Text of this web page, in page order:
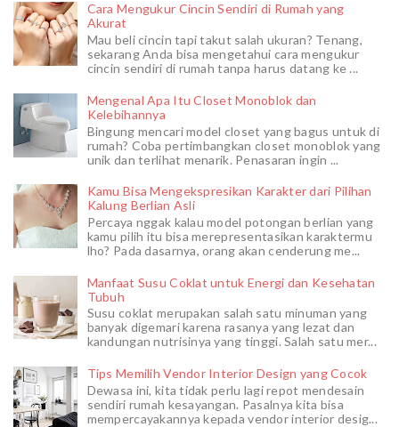
Cara Mengukur Cincin Sendiri di Rumah yang
Akurat
Mau beli cincin tapi takut salah ukuran? Tenang,
sekarang Anda bisa mengetahui cara mengukur
cincin sendiri di rumah tanpa harus datang ke ...
Mengenal Apa Itu Closet Monoblok dan
Kelebihannya
Bingung mencari model closet yang bagus untuk di
rumah? Coba pertimbangkan closet monoblok yang
unik dan terlihat menarik. Penasaran ingin ...
Kamu Bisa Mengekspresikan Karakter dari Pilihan
Kalung Berlian Asli
Percaya nggak kalau model potongan berlian yang
kamu pilih itu bisa merepresentasikan karaktermu
lho? Pada dasarnya, orang akan cenderung me...
Manfaat Susu Coklat untuk Energi dan Kesehatan
Tubuh
Susu coklat merupakan salah satu minuman yang
banyak digemari karena rasanya yang lezat dan
kandungan nutrisinya yang tinggi. Salah satu mer...
Tips Memilih Vendor Interior Design yang Cocok
Dewasa ini, kita tidak perlu lagi repot mendesain
sendiri rumah kesayangan. Pasalnya kita bisa
mempercayakannya kepada vendor interior desig...